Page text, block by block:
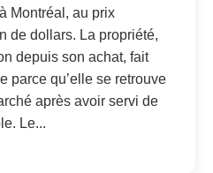
Montréal, au prix
de dollars. La propriété,
depuis son achat, fait
parce qu’elle se retrouve
après avoir servi de
Le...